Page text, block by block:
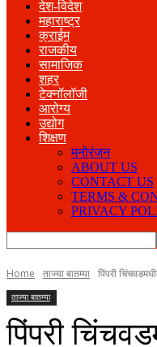
देश-विदेश
महाराष्ट्र
क्राईम
राजकीय
सामाजिक
शहर
टेक्नॉलॉजी
आरोग्य
उद्योग
शिक्षण
मनोरंजन
ABOUT US
CONTACT US
TERMS &
PRIVACY
Home ताज्या बातम्या पिंपरी
ताज्या बातम्या
पिंपरी